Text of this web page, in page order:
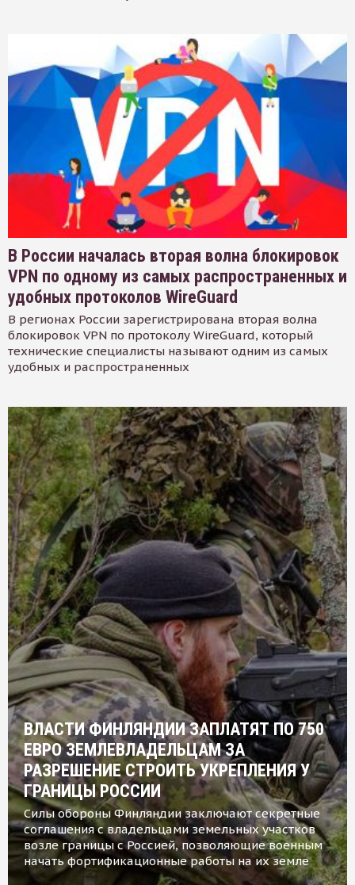
В России началась вторая волна блокировок
VPN по одному из самых распространенных и
удобных протоколов WireGuard
В регионах России зарегистрирована вторая волна
блокировок VPN по протоколу WireGuard, который
технические специалисты называют одним из самых
удобных и распространенных
ВЛАСТИ ФИНЛЯНДИИ ЗАПЛАТЯТ ПО 750
ЕВРО ЗЕМЛЕВЛАДЕЛЬЦАМ ЗА
РАЗРЕШЕНИЕ СТРОИТЬ УКРЕПЛЕНИЯ У
ГРАНИЦЫ РОССИИ
Силы обороны Финляндии заключают секретные
соглашения с владельцами земельных участков
возле границы с Россией, позволяющие военным
начать фортификационные работы на их земле